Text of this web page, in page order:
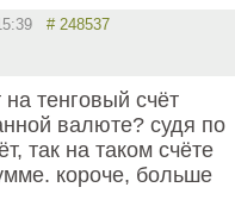
# 248537
тенговый счёт
валюте? судя по
так на таком счёте
короче, больше